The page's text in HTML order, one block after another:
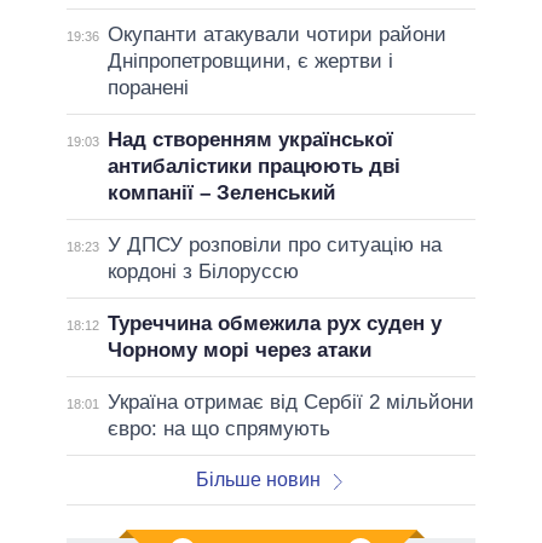
19:36 Окупанти атакували чотири райони
Дніпропетровщини, є жертви і
поранені
19:03
Над створенням української
антибалістики працюють дві
компанії – Зеленський
18:23 У ДПСУ розповіли про ситуацію на
кордоні з Білоруссю
18:12 Туреччина обмежила рух суден у
Чорному морі через атаки
18:01
Україна отримає від Сербії 2 мільйони
євро: на що спрямують
Більше новин